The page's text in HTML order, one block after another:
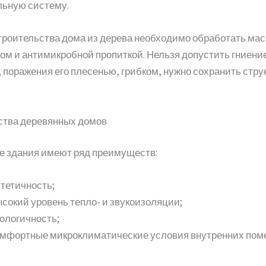
систему.
дома из дерева необходимо обработать
и антимикробной пропиткой. Нельзя допустить
его плесенью, грибком, нужно сохранить
деревянных домов
здания имеют ряд преимуществ:
уровень тепло- и звукоизоляции;
микроклиматические условия внутренних